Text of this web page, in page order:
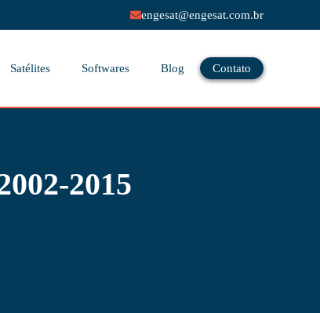
engesat@engesat.com.br
Satélites Softwares Blog Contato
2015